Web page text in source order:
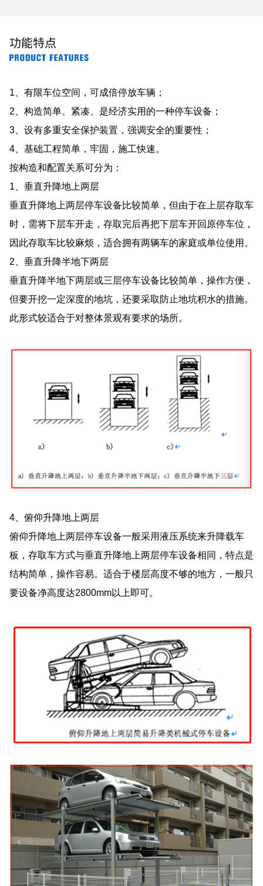
功能特点
1、有限车位空间，可成倍停放车辆；
2、构造简单、紧凑、是经济实用的一种停车设备；
3、设有多重安全保护装置，强调安全的重要性；
4、基础工程简单，牢固，施工快速。
按构造和配置关系可分为：
1、垂直升降地上两层
垂直升降地上两层停车设备比较简单，但由于在上层存取车
时，需将下层车开走，存取完后再把下层车开回原停车位，
因此存取车比较麻烦，适合拥有两辆车的家庭或单位使用。
2、垂直升降半地下两层
垂直升降半地下两层或三层停车设备比较简单，操作方便，
但要开挖一定深度的地坑，还要采取防止地坑积水的措施。
此形式较适合于对整体景观有要求的场所。
4、俯仰升降地上两层
俯仰升降地上两层停车设备一般采用液压系统来升降载车
板，存取车方式与垂直升降地上两层停车设备相同，特点是
结构简单，操作容易。适合于楼层高度不够的地方，一般只
要设备净高度达2800mm以上即可。